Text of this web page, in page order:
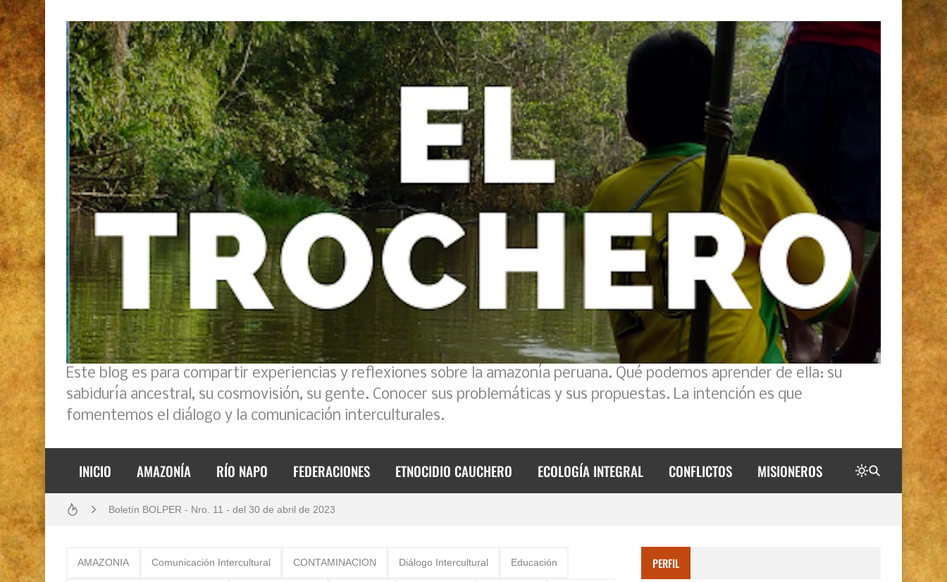
Este blog es para compartir experiencias y reflexiones sobre la amazonía peruana. Qué podemos aprender de ella: su
sabiduría ancestral, su cosmovisión, su gente. Conocer sus problemáticas y sus propuestas. La intención es que
fomentemos el diálogo y la comunicación interculturales.
INICIO AMAZONÍA RÍO NAPO FEDERACIONES ETNOCIDIO CAUCHERO ECOLOGÍA INTEGRAL CONFLICTOS MISIONEROS
Boletín BOLPER - Nro. 11 - del 30 de abril de 2023
Boletín BOLPER - Nro. 10 - del 31 de marzo de 2023
AMAZONIA Comunicación Intercultural CONTAMINACION Diálogo Intercultural Educación PERFIL